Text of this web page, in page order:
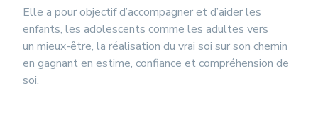
Elle a pour objectif d’accompagner et d’aider les
enfants, les adolescents comme les adultes vers
un mieux-être, la réalisation du vrai soi sur son chemin
en gagnant en estime, confiance et compréhension de
soi.